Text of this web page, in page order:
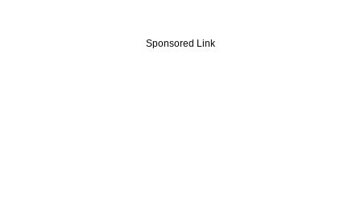
Sponsored Link